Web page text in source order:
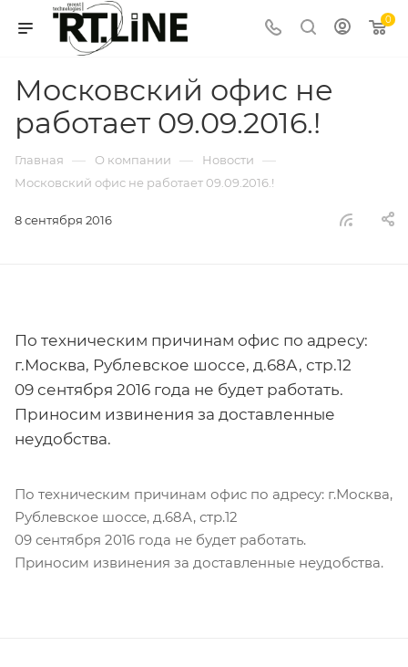
0
Московский офис не
работает 09.09.2016.!
Главная — О компании — Новости —
Московский офис не работает 09.09.2016.!
8 сентября 2016
По техническим причинам офис по адресу:
г.Москва, Рублевское шоссе, д.68А, стр.12
09 сентября 2016 года не будет работать.
Приносим извинения за доставленные
неудобства.
По техническим причинам офис по адресу: г.Москва,
Рублевское шоссе, д.68А, стр.12
09 сентября 2016 года не будет работать.
Приносим извинения за доставленные неудобства.